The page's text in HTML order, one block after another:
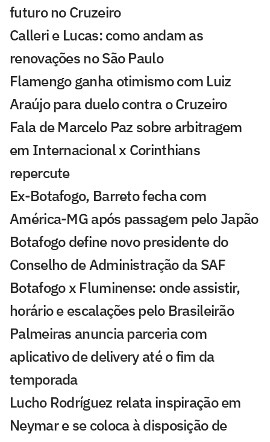
futuro no Cruzeiro
Calleri e Lucas: como andam as
renovações no São Paulo
Flamengo ganha otimismo com Luiz
Araújo para duelo contra o Cruzeiro
Fala de Marcelo Paz sobre arbitragem
em Internacional x Corinthians
repercute
Ex-Botafogo, Barreto fecha com
América-MG após passagem pelo Japão
Botafogo define novo presidente do
Conselho de Administração da SAF
Botafogo x Fluminense: onde assistir,
horário e escalações pelo Brasileirão
Palmeiras anuncia parceria com
aplicativo de delivery até o fim da
temporada
Lucho Rodríguez relata inspiração em
Neymar e se coloca à disposição de